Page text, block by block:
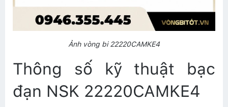
Ảnh vòng bi 22220CAMKE4
Thông số kỹ thuật bạc
đạn NSK 22220CAMKE4